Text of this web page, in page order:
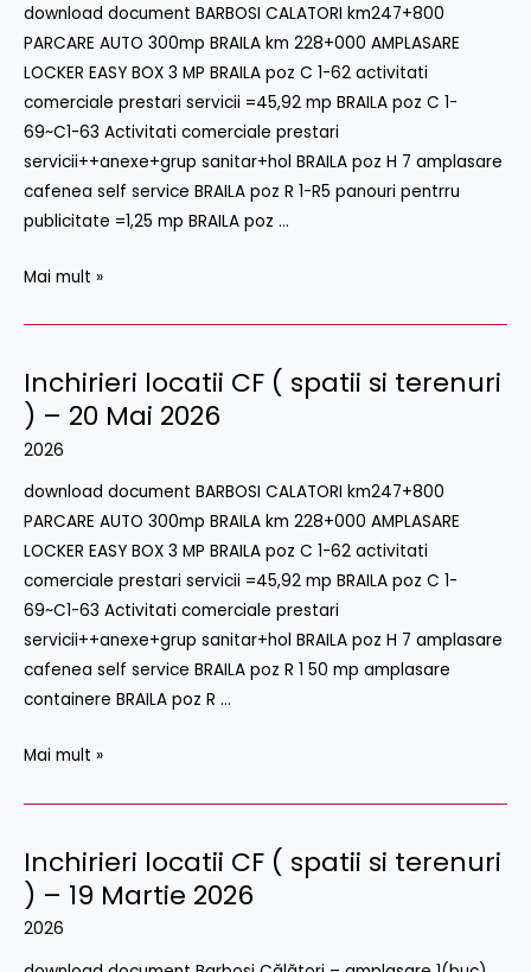
download document BARBOSI CALATORI km247+800
PARCARE AUTO 300mp BRAILA km 228+000 AMPLASARE
LOCKER EASY BOX 3 MP BRAILA poz C 1-62 activitati
comerciale prestari servicii =45,92 mp BRAILA poz C 1-
69~C1-63 Activitati comerciale prestari
servicii++anexe+grup sanitar+hol BRAILA poz H 7 amplasare
cafenea self service BRAILA poz R 1-R5 panouri pentrru
publicitate =1,25 mp BRAILA poz …
spatii
si
terenuri
)
–
16
Iulie
2026
Mai mult »
Inchirieri locatii CF ( spatii si terenuri
) – 20 Mai 2026
2026
download document BARBOSI CALATORI km247+800
PARCARE AUTO 300mp BRAILA km 228+000 AMPLASARE
LOCKER EASY BOX 3 MP BRAILA poz C 1-62 activitati
comerciale prestari servicii =45,92 mp BRAILA poz C 1-
69~C1-63 Activitati comerciale prestari
servicii++anexe+grup sanitar+hol BRAILA poz H 7 amplasare
cafenea self service BRAILA poz R 1 50 mp amplasare
containere BRAILA poz R …
Inchirieri
locatii
CF
spatii
si
terenuri
)
–
20
Mai
2026
Mai mult »
Inchirieri locatii CF ( spatii si terenuri
) – 19 Martie 2026
2026
Inchirieri
locatii
CF